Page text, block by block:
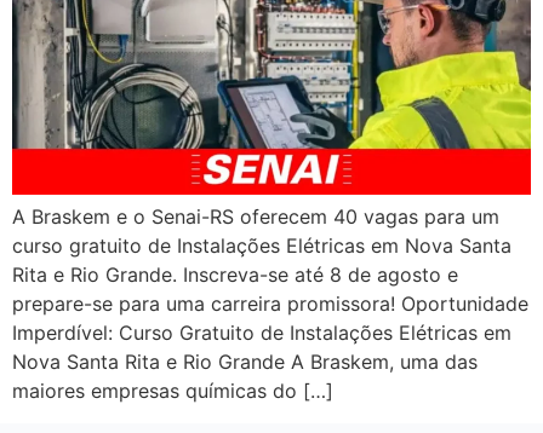
A Braskem e o Senai-RS oferecem 40 vagas para um
curso gratuito de Instalações Elétricas em Nova Santa
Rita e Rio Grande. Inscreva-se até 8 de agosto e
prepare-se para uma carreira promissora! Oportunidade
Imperdível: Curso Gratuito de Instalações Elétricas em
Nova Santa Rita e Rio Grande A Braskem, uma das
maiores empresas químicas do […]